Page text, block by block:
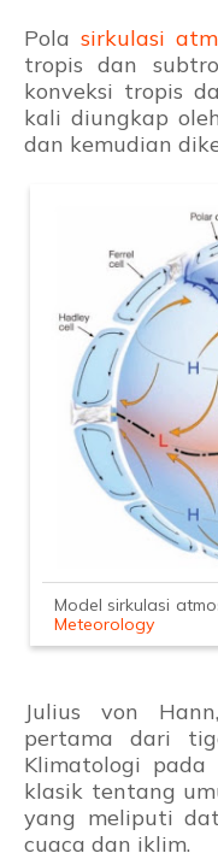
Pola sirkulasi
tropis dan
konveksi tropis
kali diungkap
dan kemudian
Model sirkulasi
Meteorology
Julius von
pertama dari
Klimatologi
klasik tentang
yang meliputi
cuaca dan iklim.